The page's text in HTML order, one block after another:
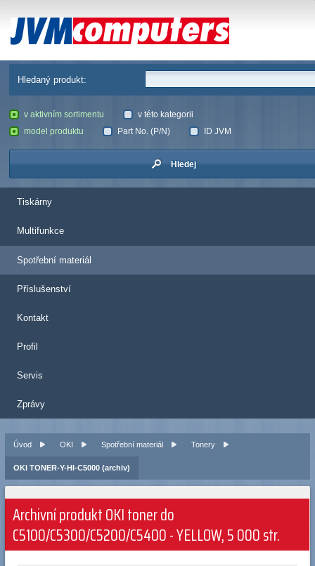
JVM Computers
Hledaný produkt:
v aktivním sortimentu
v této kategorii
model produktu
Part No. (P/N) ID JVM
Hledej
Tiskárny
Multifunkce
Spotřební materiál
Příslušenství
Kontakt
Profil
Servis
Zprávy
Úvod OKI Spotřební materiál Tonery
OKI TONER-Y-HI-C5000 (archiv)
Archivní produkt OKI toner do
C5100/C5300/C5200/C5400 - YELLOW, 5 000 str.